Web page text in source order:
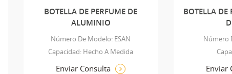
BOTELLA DE PERFUME DE
ALUMINIO
Número De Modelo: ESAN
Capacidad: Hecho A Medida
Enviar Consulta
BOTELLA DE
Número
Enviar